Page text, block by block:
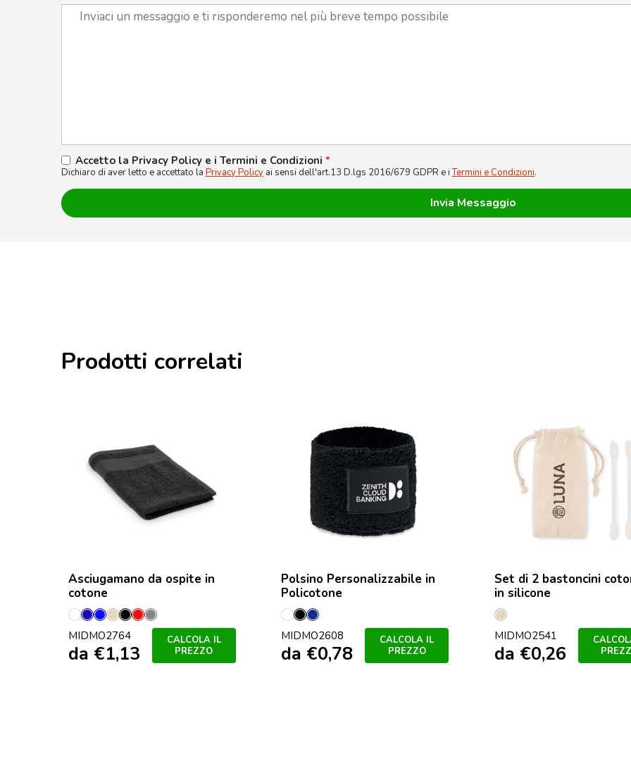
Accetto la Privacy Policy e i Termini e Condizioni *
Dichiaro di aver letto e accettato la Privacy Policy ai sensi dell'art.13 D.lgs 2016/679 GDPR e iTermini e Condizioni.
Prodotti correlati
Asciugamano da ospite in
cotone
Bianco
BluBlu
Royal
Corda
Nero
RossoGrigio
Pietra
MIDMO2764
da €1,13
CALCOLA IL
PREZZO
Polsino Personalizzabile in
Policotone
Bianco
NeroFrancese
Navy
MIDMO2608
da €0,78
CALCOLA IL
PREZZO
Set di 2 bastoncini
in silicone
Beige
MIDMO2541
da €0,26